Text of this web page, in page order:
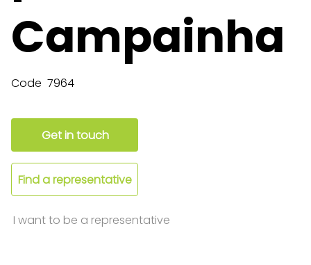
Campainha
Code 7964
Get in touch
Find a representative
I want to be a representative